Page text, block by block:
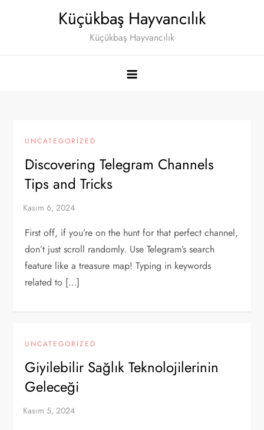
Küçükbaş Hayvancılık
Küçükbaş Hayvancılık
UNCATEGORIZED
Discovering Telegram Channels
Tips and Tricks
First off, if you’re on the hunt for that perfect channel,
don’t just scroll randomly. Use Telegram’s search
feature like a treasure map! Typing in keywords
related to […]
UNCATEGORIZED
Giyilebilir Sağlık Teknolojilerinin
Geleceği